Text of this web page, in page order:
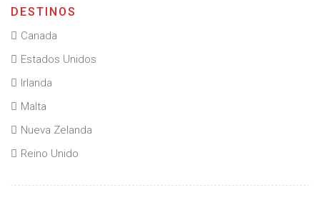
DESTINOS
Canada
Estados Unidos
Irlanda
Malta
Nueva Zelanda
Reino Unido